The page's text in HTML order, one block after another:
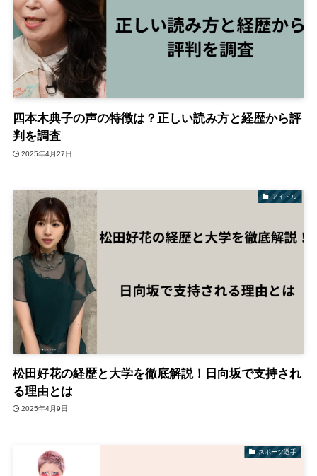
四本木典子の声の特徴は？正しい読み方と経歴から評
判を調査
2025年4月27日
アイドル
松田好花の経歴と大学を徹底解説！日向坂で支持され
る理由とは
2025年4月9日
スポーツ選手